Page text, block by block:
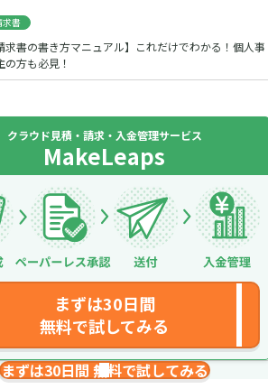
求書
求書の書き方マニュアル】これだけでわかる！個人事
の方も必見！
クラウド見積・請求・入金管理サービス
MakeLeaps
まずは30日間
無料で試してみる
まずは30日間 無料で試してみる